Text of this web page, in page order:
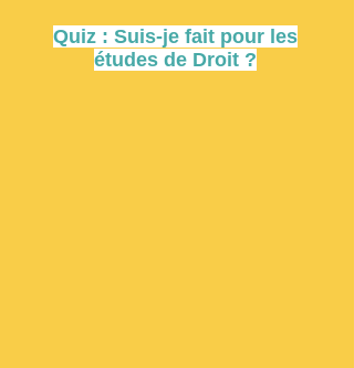
Quiz : Suis-je fait pour les
études de Droit ?